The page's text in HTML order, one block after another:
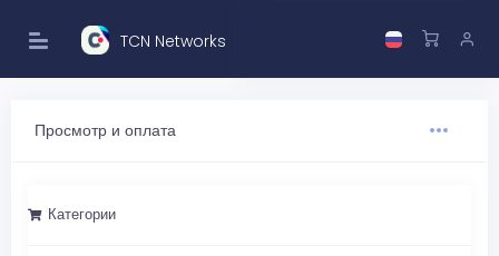
TCN Networks
Просмотр и оплата
Категории